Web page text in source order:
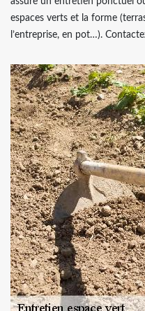
espaces verts et la forme
l’entreprise, en pot…).